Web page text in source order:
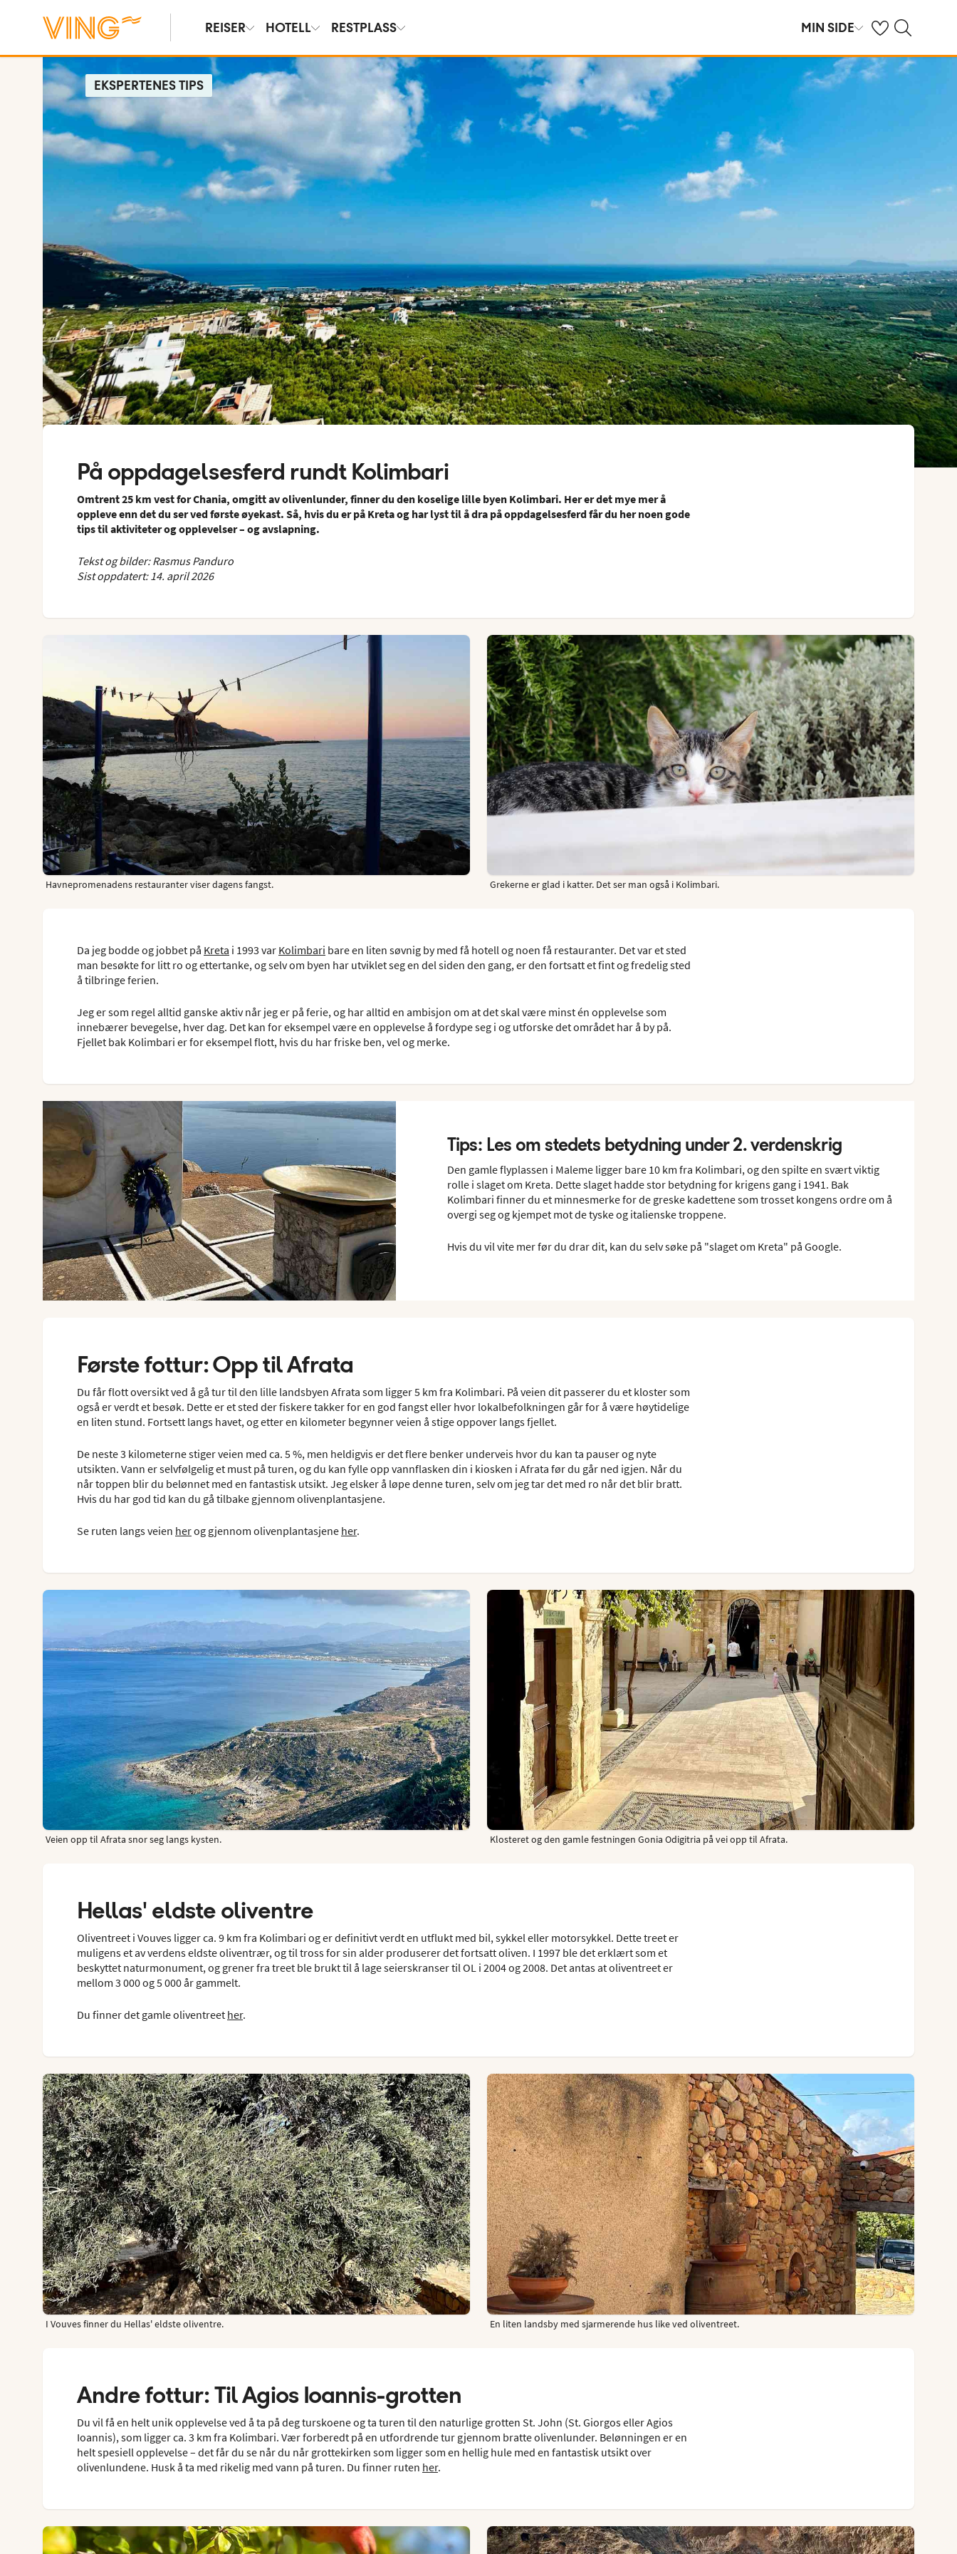
REISER HOTELL RESTPLASS MIN SIDE Se dine sparte
Søk på ving.no
EKSPERTENES TIPS
På oppdagelsesferd rundt Kolimbari
Omtrent 25 km vest for Chania, omgitt av olivenlunder, finner du den koselige lille byen Kolimbari. Her er det mye mer å
oppleve enn det du ser ved første øyekast. Så, hvis du er på Kreta og har lyst til å dra på oppdagelsesferd får du her noen gode
tips til aktiviteter og opplevelser – og avslapning.
Tekst og bilder: Rasmus Panduro
Sist oppdatert: 14. april 2026
Havnepromenadens restauranter viser dagens fangst. Grekerne er glad i katter. Det ser man også i Kolimbari.
Da jeg bodde og jobbet på Kreta i 1993 var Kolimbari bare en liten søvnig by med få hotell og noen få restauranter. Det var et sted
man besøkte for litt ro og ettertanke, og selv om byen har utviklet seg en del siden den gang, er den fortsatt et fint og fredelig sted
å tilbringe ferien.
Jeg er som regel alltid ganske aktiv når jeg er på ferie, og har alltid en ambisjon om at det skal være minst én opplevelse som
innebærer bevegelse, hver dag. Det kan for eksempel være en opplevelse å fordype seg i og utforske det området har å by på.
Fjellet bak Kolimbari er for eksempel flott, hvis du har friske ben, vel og merke.
Tips: Les om stedets betydning under 2. verdenskrig
Den gamle flyplassen i Maleme ligger bare 10 km fra Kolimbari, og den spilte en svært viktig
rolle i slaget om Kreta. Dette slaget hadde stor betydning for krigens gang i 1941. Bak
Kolimbari finner du et minnesmerke for de greske kadettene som trosset kongens ordre om å
overgi seg og kjempet mot de tyske og italienske troppene.
Hvis du vil vite mer før du drar dit, kan du selv søke på "slaget om Kreta" på Google.
Første fottur: Opp til Afrata
Du får flott oversikt ved å gå tur til den lille landsbyen Afrata som ligger 5 km fra Kolimbari. På veien dit passerer du et kloster som
også er verdt et besøk. Dette er et sted der fiskere takker for en god fangst eller hvor lokalbefolkningen går for å være høytidelige
en liten stund. Fortsett langs havet, og etter en kilometer begynner veien å stige oppover langs fjellet.
De neste 3 kilometerne stiger veien med ca. 5 %, men heldigvis er det flere benker underveis hvor du kan ta pauser og nyte
utsikten. Vann er selvfølgelig et must på turen, og du kan fylle opp vannflasken din i kiosken i Afrata før du går ned igjen. Når du
når toppen blir du belønnet med en fantastisk utsikt. Jeg elsker å løpe denne turen, selv om jeg tar det med ro når det blir bratt.
Hvis du har god tid kan du gå tilbake gjennom olivenplantasjene.
Se ruten langs veien herog gjennom olivenplantasjene her.
Veien opp til Afrata snor seg langs kysten. Klosteret og den gamle festningen Gonia Odigitria på vei opp til Afrata.
Hellas' eldste oliventre
Oliventreet i Vouves ligger ca. 9 km fra Kolimbari og er definitivt verdt en utflukt med bil, sykkel eller motorsykkel. Dette treet er
muligens et av verdens eldste oliventrær, og til tross for sin alder produserer det fortsatt oliven. I 1997 ble det erklært som et
beskyttet naturmonument, og grener fra treet ble brukt til å lage seierskranser til OL i 2004 og 2008. Det antas at oliventreet er
mellom 3 000 og 5 000 år gammelt.
Du finner det gamle oliventreet her.
I Vouves finner du Hellas' eldste oliventre. En liten landsby med sjarmerende hus like ved oliventreet.
Andre fottur: Til Agios Ioannis-grotten
Du vil få en helt unik opplevelse ved å ta på deg turskoene og ta turen til den naturlige grotten St. John (St. Giorgos eller Agios
Ioannis), som ligger ca. 3 km fra Kolimbari. Vær forberedt på en utfordrende tur gjennom bratte olivenlunder. Belønningen er en
helt spesiell opplevelse – det får du se når du når grottekirken som ligger som en hellig hule med en fantastisk utsikt over
olivenlundene. Husk å ta med rikelig med vann på turen. Du finner ruten her.